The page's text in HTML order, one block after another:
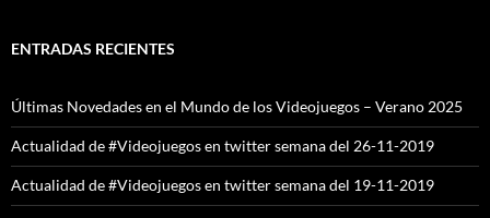
ENTRADAS RECIENTES
Últimas Novedades en el Mundo de los Videojuegos – Verano 2025
Actualidad de #Videojuegos en twitter semana del 26-11-2019
Actualidad de #Videojuegos en twitter semana del 19-11-2019